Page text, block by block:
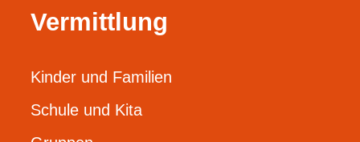
Vermittlung
Kinder und Familien
Schule und Kita